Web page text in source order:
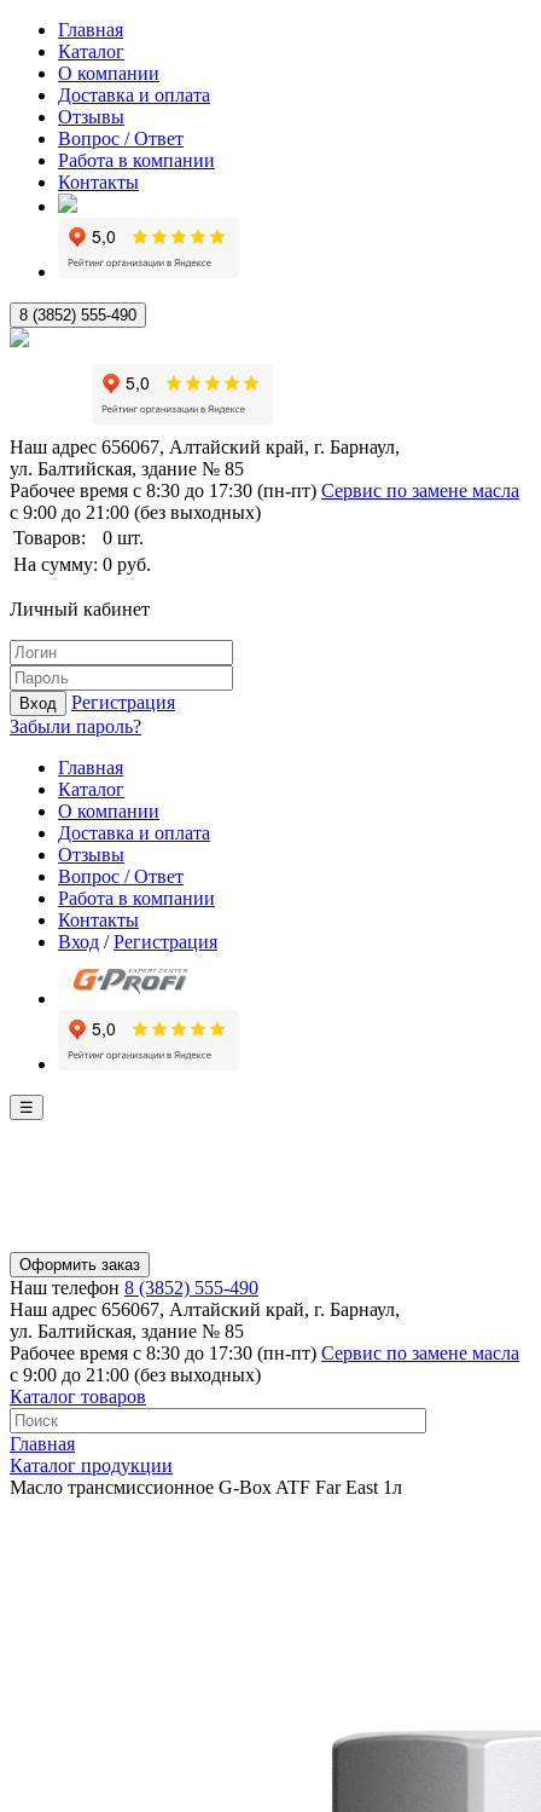
Главная
Каталог
О компании
Доставка и оплата
Отзывы
Вопрос / Ответ
Работа в компании
Контакты
8 (3852) 555-490
Наш адрес 656067, Алтайский край, г. Барнаул,
ул. Балтийская, здание № 85
Рабочее время с 8:30 до 17:30 (пн-пт) Сервис по замене масла
с 9:00 до 21:00 (без выходных)
Товаров:
0 шт.
На сумму: 0 руб.
Личный кабинет
Вход
Регистрация
Забыли пароль?
Главная
Каталог
О компании
Доставка и оплата
Отзывы
Вопрос / Ответ
Работа в компании
Контакты
Вход /Регистрация
☰
Оформить заказ
Наш телефон 8 (3852) 555-490
Наш адрес 656067, Алтайский край, г. Барнаул,
ул. Балтийская, здание № 85
Рабочее время с 8:30 до 17:30 (пн-пт) Сервис по замене масла
с 9:00 до 21:00 (без выходных)
Каталог товаров
Главная
Каталог продукции
Масло трансмиссионное G-Box ATF Far East 1л